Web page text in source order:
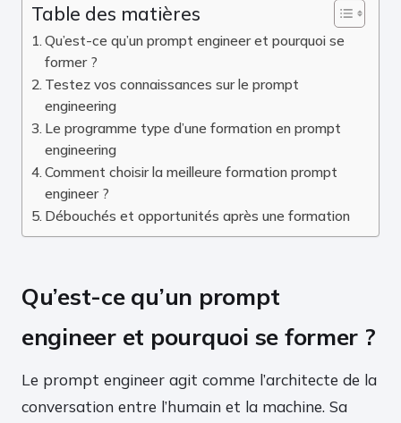
Table des matières
Qu’est-ce qu’un prompt engineer et pourquoi se
former ?
Testez vos connaissances sur le prompt
engineering
Le programme type d’une formation en prompt
engineering
Comment choisir la meilleure formation prompt
engineer ?
Débouchés et opportunités après une formation
Qu’est-ce qu’un prompt
engineer et pourquoi se former ?
Le prompt engineer agit comme l’architecte de la
conversation entre l’humain et la machine. Sa